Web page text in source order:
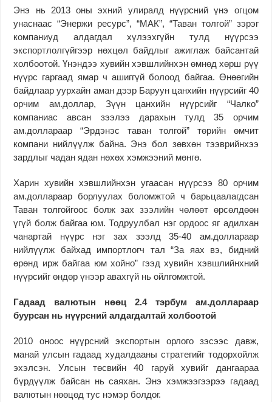
Энэ нь 2013 оны эхний улиралд нүүрсний үнэ огцом
унаснаас “Энержи ресурс”, “МАК”, “Таван толгой” зэрэг
компаниуд алдагдал хү­­лээхгүйн тулд нүүрсээ
экспортлолгүйгээр нөхцөл байдлыг ажиглаж байсантай
холбоотой. Үнэндээ хувийн хэвш­лийнхэн өмнөд хөрш рүү
нүүрс гаргаад ямар ч ашиг­гүй болоод байгаа. Өнөөгийн
байдлаар уурхайн аман дээр Баруун цанхийн нүүрсийг 40
орчим ам.доллар, Зүүн цанхийн нүүрсийг “Чалко”
компаниас авсан зээлээ дарахын тулд 35 орчим
ам.доллараар “Эрдэнэс та­ван толгой” төрийн өмчит
компани нийлүүлж байна. Энэ бол зөвхөн тээврийнхээ
зардлыг чадан ядан нөхөх хэмжээний мөнгө.
Харин хувийн хэвш­лийнхэн угаа­сан нүүрсээ 80 орчим
ам.дол­лараар бор­луулах бо­ломж­­той ч барьцаалагдсан
Таван тол­гойгоос болж зах зээлийн чөлөөт өрсөлдөөн
үгүй болж байгаа юм. Тодруулбал нэг ордоос яг адилхан
чанартай нүүрс нэг зах зээлд 35-40 ам.доллараар
нийлүүлж байхад импорт­логч тал “За яах вэ, бидний
өрөнд ирж байгаа юм хойно” гээд хувийн хэвшлийнхний
нүүрсийг өндөр үнээр авахгүй нь ойлгомжтой.
Гадаад валютын нөөц 2.4 тэрбум ам.доллараар
буурсан нь нүүрсний алдагдалтай холбоотой
2010 оноос нүүрсний экспортын орлого зэсээс давж,
манай улсын гадаад худалдааны стратегийг тодорхойлж
эхэлсэн. Улсын төсвийн 40 гаруй хувийг дангаараа
бүрдүүлж байсан нь саяхан. Энэ хэмжээгээрээ гадаад
валютын нөөцөд тус нэмэр болдог.